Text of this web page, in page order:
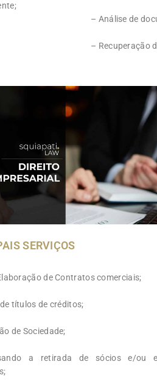
– Análise de
– Recuperação
SERVIÇOS
de Contratos comerciais;
títulos de créditos;
de Sociedade;
a retirada de sócios e/ou